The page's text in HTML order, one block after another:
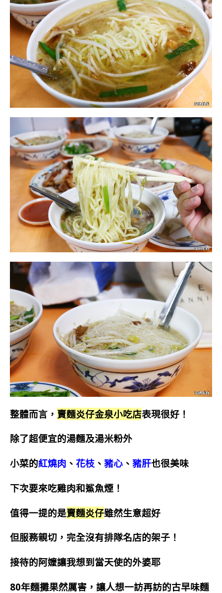
整體而言， 賣麵炎仔金泉小吃店表現很好！
除了超便宜的湯麵及湯米粉外
小菜的紅燒肉 、 花枝 、 豬心 、 豬肝也很美味
下次要來吃雞肉和鯊魚煙！
值得一提的是賣麵炎仔雖然生意超好
但服務親切，完全沒有排隊名店的架子！
接待的阿嬤讓我想到當天使的外婆耶
80年麵攤果然厲害，讓人想一訪再訪的古早味麵